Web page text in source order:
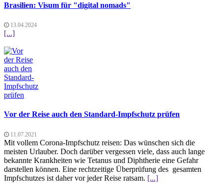
Brasilien: Visum für "digital nomads"
13.04.2024
[...]
Vor der Reise auch den Standard-Impfschutz prüfen
11.07.2021
Mit vollem Corona-Impfschutz reisen: Das wünschen sich die
meisten Urlauber. Doch darüber vergessen viele, dass auch lange
bekannte Krankheiten wie Tetanus und Diphtherie eine Gefahr
darstellen können. Eine rechtzeitige Überprüfung des gesamten
Impfschutzes ist daher vor jeder Reise ratsam. [...]